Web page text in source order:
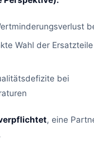
Wahl der
bei
, eine